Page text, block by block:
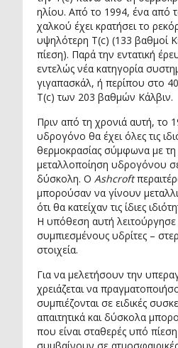
ηλίου. Από το 1994, ένα από
χαλκού έχει κρατήσει το
υψηλότερη T(c) (133 βαθμοί
πίεση). Παρά την εντατική
εντελώς νέα κατηγορία
γιγαπασκάλ, ή περίπου στο
T(c) των 203 βαθμών Κάλβιν.
Πριν από τη χρονιά αυτή, το
υδρογόνο θα έχει όλες τις
θερμοκρασίας σύμφωνα με
μεταλλοποίηση υδρογόνου σε
δύσκολη. Ο Ashcroft
μπορούσαν να γίνουν
ότι θα κατείχαν τις ίδιες
Η υπόθεση αυτή λειτούργησε
συμπιεσμένους υδρίτες –
στοιχεία.
Για να μελετήσουν την
χρειάζεται να
συμπιέζονται σε ειδικές
απαιτητικά και δύσκολα
που είναι σταθερές υπό